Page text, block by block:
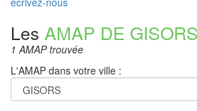
Les AMAP DE GISORS
1 AMAP trouvée
L'AMAP dans votre ville :